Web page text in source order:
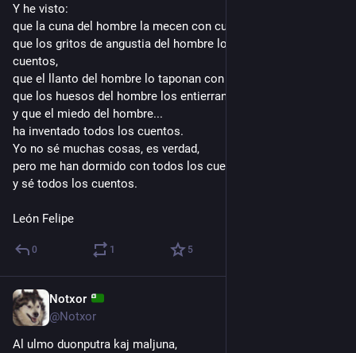
Y he visto:
que la cuna del hombre la mecen con cuentos,
que los gritos de angustia del hombre los ahogan con
cuentos,
que el llanto del hombre lo taponan con cuentos,
que los huesos del hombre los entierran con cuentos,
y que el miedo del hombre...
ha inventado todos los cuentos.
Yo no sé muchas cosas, es verdad,
pero me han dormido con todos los cuentos...
y sé todos los cuentos.
León Felipe
0 1 5
Notxor
@Notxor
Al ulmo duonputra kaj maljuna,